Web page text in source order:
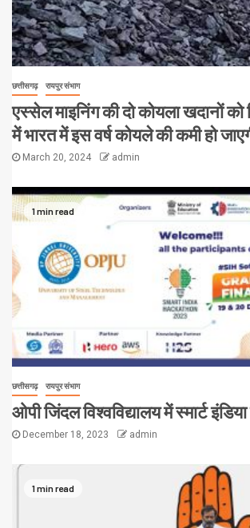
छत्तीसगढ़ रायपुर संभाग
एस्सेल माइनिंग की दो कोयला खदानों को
में भारत में इस वर्ष कोयले की कमी हो
March 20, 2024 admin
1 min read
छत्तीसगढ़ रायपुर संभाग
ओपी जिंदल विश्वविद्यालय में स्मार्ट
December 18, 2023 admin
1 min read